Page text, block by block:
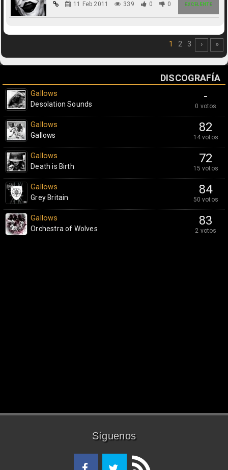
EXCELENTE
11 Feb 2011 339 0 0
1 2 3 › »
DISCOGRAFÍA
-
0 votos
Gallows
Desolation Sounds
82
14 votos
Gallows
Gallows
72
15 votos
Gallows
Death is Birth
84
50 votos
Gallows
Grey Britain
83
2 votos
Gallows
Orchestra of Wolves
Síguenos